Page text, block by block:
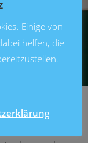
außen sieht und
Einige von
helfen, die